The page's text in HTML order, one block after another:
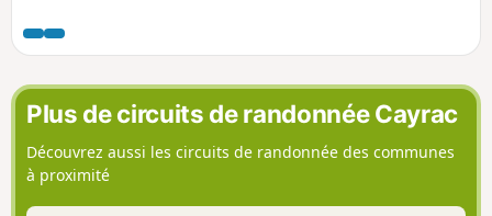
Plus de circuits de randonnée Cayrac
Découvrez aussi les circuits de randonnée des communes
à proximité